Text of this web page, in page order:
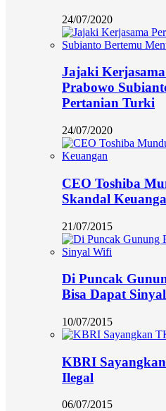
24/07/2020
Jajaki
Prabowo
Pertanian Turki
24/07/2020
CEO Toshiba
Skandal
21/07/2015
Di Puncak
Bisa Dapat
10/07/2015
KBRI
Ilegal
06/07/2015